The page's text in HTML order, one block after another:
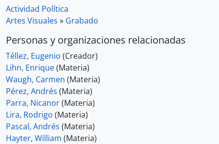
Actividad Política
Artes Visuales » Grabado
Personas y organizaciones relacionadas
Téllez, Eugenio (Creador)
Lihn, Enrique(Materia)
Waugh, Carmen (Materia)
Pérez, Andrés (Materia)
Parra, Nicanor(Materia)
Lira, Rodrigo (Materia)
Pascal, Andrés (Materia)
Hayter, William (Materia)